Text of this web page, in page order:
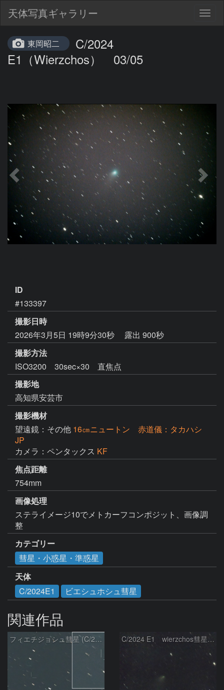
天体写真ギャラリー
東岡昭二
C/2024
E1（Wierzchos） 03/05
ID
#133397
撮影日時
2026年3月5日 19時9分30秒
露出 900秒
撮影方法
ISO3200 30sec×30 直焦点
撮影地
高知県安芸市
撮影機材
望遠鏡：その他 16㎝ニュートン 赤道儀：タカハシ
JP
カメラ：ペンタックス KF
焦点距離
754mm
画像処理
ステライメージ10でメトカーフコンポジット、画像調
整
カテゴリー
彗星・小惑星・準惑星
天体
C/2024E1
ビエシュホシュ彗星
関連作品
フィエチジョシュ彗星 (C/2024E1)：2026/04/02 C/2024 E1 wierzchos彗星（3/22）